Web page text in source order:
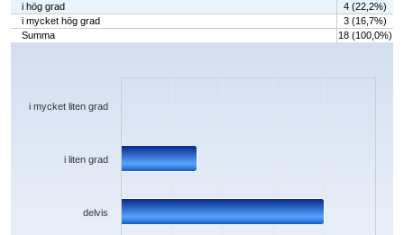
i hög grad
4 (22,2%)
i mycket hög grad
3 (16,7%)
Summa
18 (100,0%)
Chart
The chart has 1 X axis displaying categories.
delvis
i liten grad
i mycket liten grad